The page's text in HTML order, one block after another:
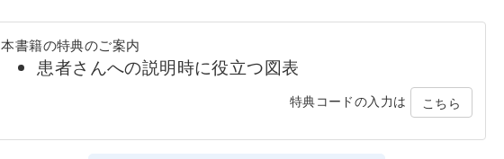
本書籍の特典のご案内
患者さんへの説明時に役立つ図表
特典コードの入力は こちら